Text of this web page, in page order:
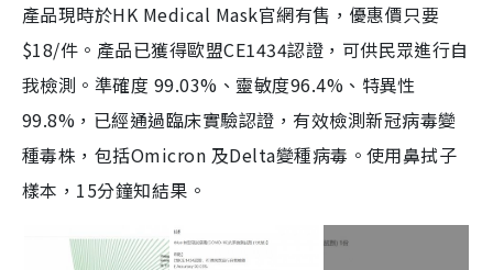
產品現時於HK Medical Mask官網有售，優惠價只要
$18/件。產品已獲得歐盟CE1434認證，可供民眾進行自
我檢測。準確度 99.03%、靈敏度96.4%、特異性
99.8%，已經通過臨床實驗認證，有效檢測新冠病毒變
種毒株，包括Omicron 及Delta變種病毒。使用鼻拭子
樣本，15分鐘知結果。